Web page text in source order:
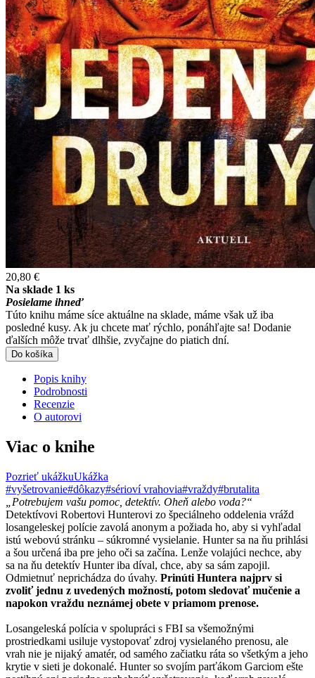
20,80 €
Na sklade 1 ks
Posielame ihneď
Túto knihu máme síce aktuálne na sklade, máme však už iba
posledné kusy. Ak ju chcete mať rýchlo, ponáhľajte sa! Dodanie
ďalších môže trvať dlhšie, zvyčajne do piatich dní.
Do košíka
Popis knihy
Podrobnosti
Recenzie
O autorovi
Viac o knihe
Pozrieť ukážkuUkážka
#vyšetrovanie#dôkazy#sérioví vrahovia#vraždy#brutalita
„Potrebujem vašu pomoc, detektív. Oheň alebo voda?“
Detektívovi Robertovi Hunterovi zo špeciálneho oddelenia vrážd
losangeleskej polície zavolá anonym a požiada ho, aby si vyhľadal
istú webovú stránku – súkromné vysielanie. Hunter sa na ňu prihlási
a šou určená iba pre jeho oči sa začína. Lenže volajúci nechce, aby
sa na ňu detektív Hunter iba díval, chce, aby sa sám zapojil.
Odmietnuť neprichádza do úvahy. Prinúti Huntera najprv si
zvoliť jednu z uvedených možností, potom sledovať mučenie a
napokon vraždu neznámej obete v priamom prenose.
Losangeleská polícia v spolupráci s FBI sa všemožnými
prostriedkami usiluje vystopovať zdroj vysielaného prenosu, ale
vrah nie je nijaký amatér, od samého začiatku ráta so všetkým a jeho
krytie v sieti je dokonalé. Hunter so svojím parťákom Garciom ešte